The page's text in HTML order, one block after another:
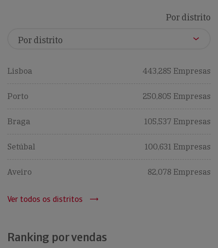
Por distrito
Lisboa 443,285 Empresas
Porto 250,805 Empresas
Braga 105,537 Empresas
Setúbal 100,631 Empresas
Aveiro 82,078 Empresas
Ver todos os distritos
Ranking por vendas